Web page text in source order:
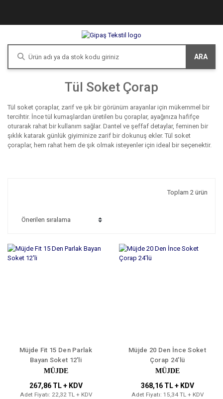
ARA
Tül Soket Çorap
Tül soket çoraplar, zarif ve şık bir görünüm arayanlar için mükemmel bir
tercihtir. İnce tül kumaşlardan üretilen bu çoraplar, ayağınıza hafifçe
oturarak rahat bir kullanım sağlar. Dantel ve şeffaf detaylar, feminen bir
şıklık katarak günlük giyiminize zarif bir dokunuş ekler. Tül soket
çoraplar, hem rahat hem de şık olmak isteyenler için ideal bir seçenektir.
Toplam 2 ürün
Müjde Fit 15 Den Parlak
Bayan Soket 12'li
MÜJDE
267,86 TL + KDV
Adet Fiyatı: 22,32 TL + KDV
Müjde 20 Den İnce Soket
Çorap 24'lü
MÜJDE
368,16 TL + KDV
Adet Fiyatı: 15,34 TL + KDV